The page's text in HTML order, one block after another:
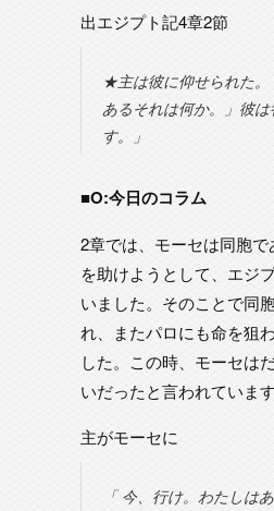
出エジプト記4章2節
★主は彼に仰せられた。
あるそれは何か。」彼
す。」
■O:今日のコラム
2章では、モーセは同胞で
を助けようとして、エジ
いました。そのことで同
れ、またパロにも命を狙
した。この時、モーセは
いだったと言われています
主がモーセに
「 今、行け。わたしは